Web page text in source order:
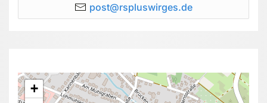
post@rspluswirges.de
+